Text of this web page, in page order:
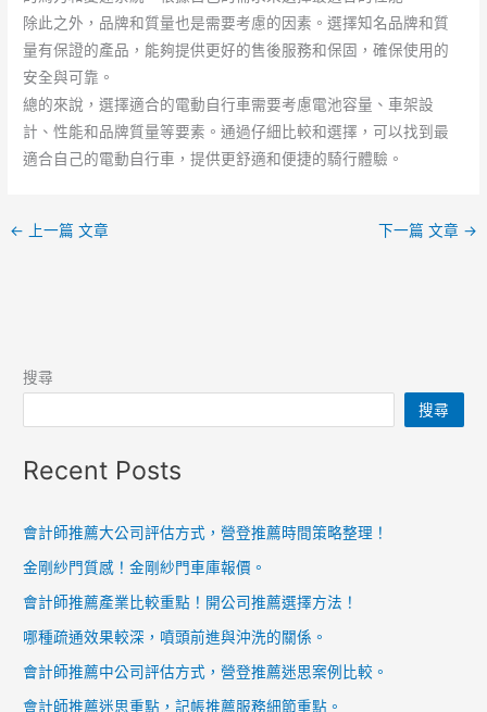
除此之外，品牌和質量也是需要考慮的因素。選擇知名品牌和質
量有保證的產品，能夠提供更好的售後服務和保固，確保使用的
安全與可靠。
總的來說，選擇適合的電動自行車需要考慮電池容量、車架設
計、性能和品牌質量等要素。通過仔細比較和選擇，可以找到最
適合自己的電動自行車，提供更舒適和便捷的騎行體驗。
← 上一篇 文章 下一篇 文章 →
搜尋
搜尋
Recent Posts
會計師推薦大公司評估方式，營登推薦時間策略整理！
金剛紗門質感！金剛紗門車庫報價。
會計師推薦產業比較重點！開公司推薦選擇方法！
哪種疏通效果較深，噴頭前進與沖洗的關係。
會計師推薦中公司評估方式，營登推薦迷思案例比較。
會計師推薦迷思重點，記帳推薦服務細節重點。